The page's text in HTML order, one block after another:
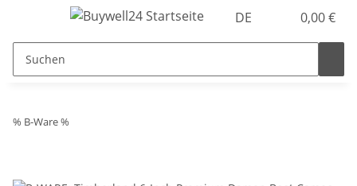
DE 0,00 €
% B-Ware %